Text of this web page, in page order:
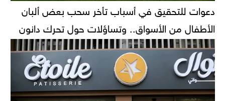
دعوات للتحقيق في أسباب تأخر سحب بعض ألبان
الأطفال من الأسواق.. وتساؤلات حول تحرك دانون